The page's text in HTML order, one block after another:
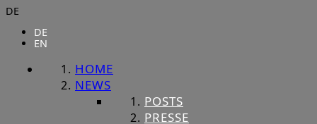
DE
DE
EN
HOME
NEWS
POSTS
PRESSE